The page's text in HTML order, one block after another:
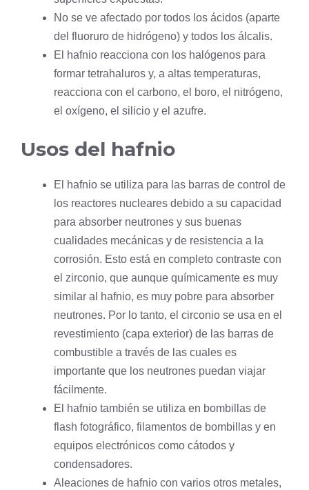
No se ve afectado por todos los ácidos (aparte
del fluoruro de hidrógeno) y todos los álcalis.
El hafnio reacciona con los halógenos para
formar tetrahaluros y, a altas temperaturas,
reacciona con el carbono, el boro, el nitrógeno,
el oxígeno, el silicio y el azufre.
Usos del hafnio
El hafnio se utiliza para las barras de control de
los reactores nucleares debido a su capacidad
para absorber neutrones y sus buenas
cualidades mecánicas y de resistencia a la
corrosión. Esto está en completo contraste con
el zirconio, que aunque químicamente es muy
similar al hafnio, es muy pobre para absorber
neutrones. Por lo tanto, el circonio se usa en el
revestimiento (capa exterior) de las barras de
combustible a través de las cuales es
importante que los neutrones puedan viajar
fácilmente.
El hafnio también se utiliza en bombillas de
flash fotográfico, filamentos de bombillas y en
equipos electrónicos como cátodos y
condensadores.
Aleaciones de hafnio con varios otros metales,